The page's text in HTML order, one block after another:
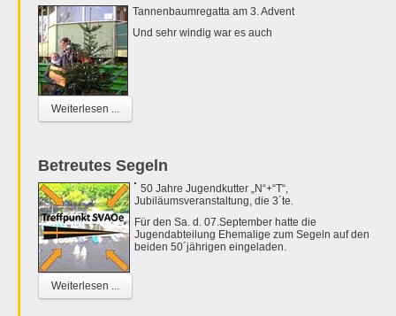
Tannenbaumregatta am 3. Advent
Und sehr windig war es auch
Weiterlesen ...
Betreutes Segeln
50 Jahre Jugendkutter „N“+“T“,
Jubiläumsveranstaltung, die 3´te.
Für den Sa. d. 07.September hatte die
Jugendabteilung Ehemalige zum Segeln auf den
beiden 50´jährigen eingeladen.
Weiterlesen ...